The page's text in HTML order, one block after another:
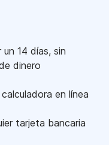
14 días, sin
dinero
en línea
tarjeta bancaria